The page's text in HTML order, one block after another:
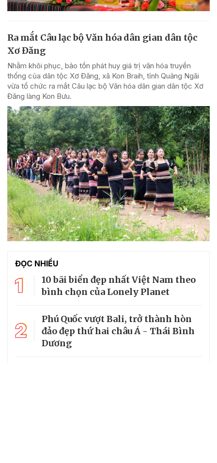
Ra mắt Câu lạc bộ Văn hóa dân gian dân tộc
Xơ Đăng
Nhằm khôi phục, bảo tồn phát huy giá trị văn hóa truyền
thống của dân tộc Xơ Đăng, xã Kon Braih, tỉnh Quảng Ngãi
vừa tổ chức ra mắt Câu lạc bộ Văn hóa dân gian dân tộc Xơ
Đăng làng Kon Bưu.
ĐỌC NHIỀU
1
10 bãi biển đẹp nhất Việt Nam theo
bình chọn của Lonely Planet
2
Phú Quốc vượt Bali, trở thành hòn
đảo đẹp thứ hai châu Á - Thái Bình
Dương